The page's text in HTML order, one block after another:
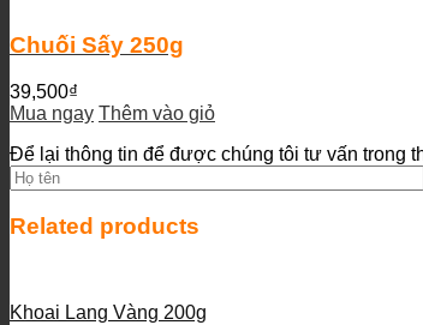
Chuối Sấy 250g
39,500₫
Mua ngay Thêm vào giỏ
Để lại thông tin để được chúng tôi tư vấn trong
Related products
Khoai Lang Vàng 200g